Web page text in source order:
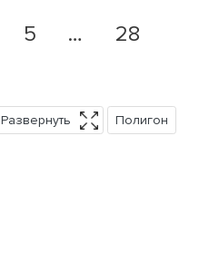
5 … 28
Развернуть Полигон